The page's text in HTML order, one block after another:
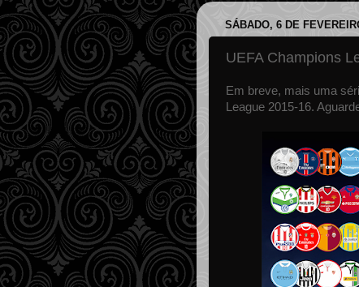
SÁBADO, 6 DE
UEFA Champions
Em breve, mais uma
League 2015-16.